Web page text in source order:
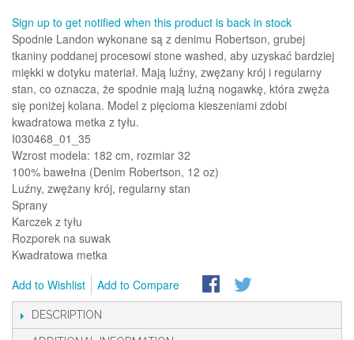
Sign up to get notified when this product is back in stock
Spodnie Landon wykonane są z denimu Robertson, grubej
tkaniny poddanej procesowi stone washed, aby uzyskać bardziej
miękki w dotyku materiał. Mają luźny, zwężany krój i regularny
stan, co oznacza, że spodnie mają luźną nogawkę, która zwęża
się poniżej kolana. Model z pięcioma kieszeniami zdobi
kwadratowa metka z tyłu.
I030468_01_35
Wzrost modela: 182 cm, rozmiar 32
100% bawełna (Denim Robertson, 12 oz)
Luźny, zwężany krój, regularny stan
Sprany
Karczek z tyłu
Rozporek na suwak
Kwadratowa metka
Add to Wishlist
Add to Compare
DESCRIPTION